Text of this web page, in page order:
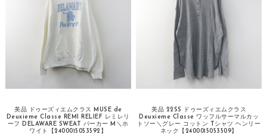
美品 ドゥーズィエムクラス MUSE de
Deuxieme Classe REMI RELIEF レミレリ
ーフ DELAWARE SWEAT パーカー M＼ホ
ワイト【2400015053592】
美品 22SS ドゥーズィエムクラス
Deuxieme Classe ワッフルサーマルカッ
トソー＼グレー コットン Tシャツ ヘンリー
ネック【2400015053509】